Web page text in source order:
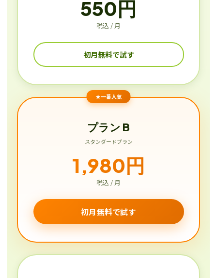
550円
税込 / 月
初月無料で試す
★一番人気
プラン B
スタンダードプラン
1,980円
税込 / 月
初月無料で試す